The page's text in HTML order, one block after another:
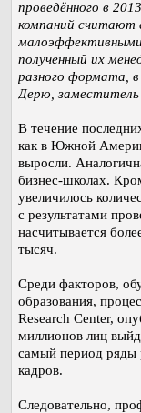
проведённого в
компаний считают
полученный их
разного формата,
Дерю, заместитель
В течение
как в Южной
выросли.
бизнес-школах.
увеличилось
с результатами
насчитывается
тысяч.
Среди факторов,
образования,
Research Center,
миллионов лиц
самый период ряды
кадров.
Следовательно,